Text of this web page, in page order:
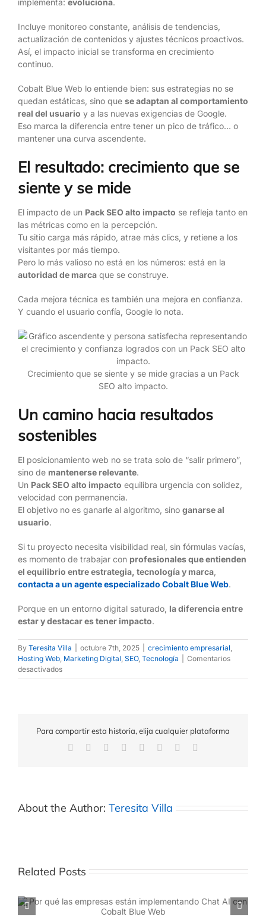
implementa: evoluciona.
Incluye monitoreo constante, análisis de tendencias,
actualización de contenidos y ajustes técnicos proactivos.
Así, el impacto inicial se transforma en crecimiento
continuo.
Cobalt Blue Web lo entiende bien: sus estrategias no se
quedan estáticas, sino que se adaptan al comportamiento
real del usuario y a las nuevas exigencias de Google.
Eso marca la diferencia entre tener un pico de tráfico… o
mantener una curva ascendente.
El resultado: crecimiento que se
siente y se mide
El impacto de un Pack SEO alto impacto se refleja tanto en
las métricas como en la percepción.
Tu sitio carga más rápido, atrae más clics, y retiene a los
visitantes por más tiempo.
Pero lo más valioso no está en los números: está en la
autoridad de marca que se construye.
Cada mejora técnica es también una mejora en confianza.
Y cuando el usuario confía, Google lo nota.
Crecimiento que se siente y se mide gracias a un Pack
SEO alto impacto.
Un camino hacia resultados
sostenibles
El posicionamiento web no se trata solo de “salir primero”,
sino de mantenerse relevante.
Un Pack SEO alto impacto equilibra urgencia con solidez,
velocidad con permanencia.
El objetivo no es ganarle al algoritmo, sino ganarse al
usuario.
Si tu proyecto necesita visibilidad real, sin fórmulas vacías,
es momento de trabajar con profesionales que entienden
el equilibrio entre estrategia, tecnología y marca
contacta a un agente especializado Cobalt Blue Web.
Porque en un entorno digital saturado, la diferencia entre
estar y destacar es tener impacto.
By Teresita Villa octubre 7th, 2025 crecimiento empresarial
Hosting Web Marketing Digital SEO, Tecnología
Comentarios
desactivados
Para compartir esta historia, elija cualquier plataforma
About the Author: Teresita Villa
Related Posts
Las ventajas de implementar un Chat AI empresarial